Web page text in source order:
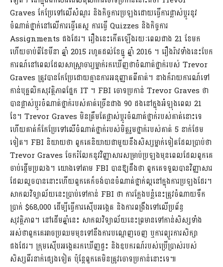
Graves កែប្រែទៅលើសំណួរ និងកិច្ចការប្រឡងដោយធ្វើការផ្លាស់ប្តូរនូវ
ចំណាត់ថ្នាក់នៅលើការធ្វើតេស្ត ការធ្វើ Quizzes និងកិច្ចការ
Assignments ផងដែរ។ រឿងនេះកើតឡើងរយៈពេលជាង 21 ខែមក
ហើយចាប់ពីខែមីនា ឆ្នាំ 2015 រហូតដល់ខែធ្នូ ឆ្នាំ 2016 ។ រឿងរ៉ាវទាំងនេះបែក
ការណ៍នៅពេលដែលសាស្រ្តាចារ្យម្នាក់រកឃើញថាចំណាត់ថ្នាក់របស់ Trevor
Graves ត្រូវបានកែប្រែដោយគ្មានការអនុញ្ញាតពីគាត់។ នាងក៏រាយការណ៍ទៅ
កាន់បុគ្គលិកសុវត្ថិភាពផ្នែក IT ។ FBI ចោទប្រកាន់ Trevor Graves ថា
បានផ្លាស់ប្តូរចំណាត់ថ្នាក់របស់គាត់ច្រើនជាង 90 ដងនៅក្នុងអំឡុងពេល 21
ខែ។ Trevor Graves មិនត្រឹមតែផ្លាស់ប្តូរចំណាត់ថ្នាក់របស់គាត់នោះទេ
ហើយគាត់ក៏កែប្រែទៅលើចំណាត់ថ្នាក់របស់មិត្តរួមថ្នាក់របស់គាត់ 5 នាក់ថែម
ទៀត។ FBI និយាយថា ពួកគេនិយាយជាមួយនឹងសិស្សម្នាក់ទៀតដែលប្រាប់ថា
Trevor Graves ចែករំលែកនូវវិញ្ញាសារសម្រាប់ប្រឡងមុនពេលដែលពួកគេ
ចាប់ផ្តើមប្រលង។ យោងទៅតាម FBI បាន​ឱ្យដឹងថា ពួកគេទទួលបានវិញ្ញាសារ
ដែលលួចបាននោះហើយពួកគេក៏ចង់បានចំណាត់ថ្នាក់ល្អនៅក្នុងការប្រឡងដែរ។
សាកលវិទ្យាល័យនេះប្រាប់ទៅកាន់ FBI ថា ការក្លែងបន្លំនេះត្រូវចំណាយទឹក
ប្រាក់ $68,000 ដើម្បីធ្វើការស៊ើបអង្កេត និងការពង្រឹងទៅលើប្រព័ន្ធ
សុវត្ថិភាព។ នៅដើមឆ្នាំនេះ សាកលវិទ្យាល័យនេះព្រមានទៅកាន់សិស្សទាំង
អស់ថាពួកគេអាចប្រឈមមុខទៅនឹងការបណ្តេញចេញ ឬការព្យួរការសិក្សា
ផងដែរ។ ក្រុមស៊ើបអង្កេតរកឃើញផ្ទះ និងឧបករណ៍របស់ប្រើប្រាស់របស់
សិស្សពីរនាក់ផ្សេងទៀត ប៉ុន្តែពួកគេមិនត្រូវចោទប្រកាន់នោះទេ៕